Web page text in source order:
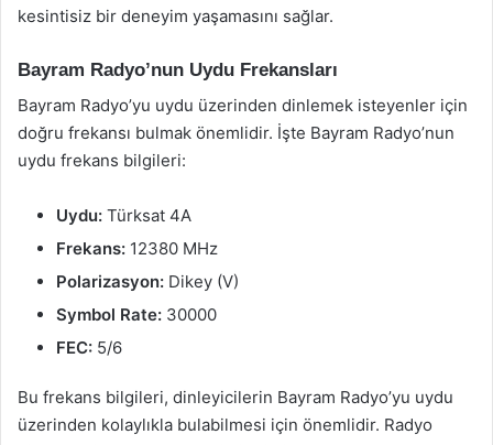
kesintisiz bir deneyim yaşamasını sağlar.
Bayram Radyo’nun Uydu Frekansları
Bayram Radyo’yu uydu üzerinden dinlemek isteyenler için
doğru frekansı bulmak önemlidir. İşte Bayram Radyo’nun
uydu frekans bilgileri:
Uydu: Türksat 4A
Frekans: 12380 MHz
Polarizasyon: Dikey (V)
Symbol Rate: 30000
FEC: 5/6
Bu frekans bilgileri, dinleyicilerin Bayram Radyo’yu uydu
üzerinden kolaylıkla bulabilmesi için önemlidir. Radyo